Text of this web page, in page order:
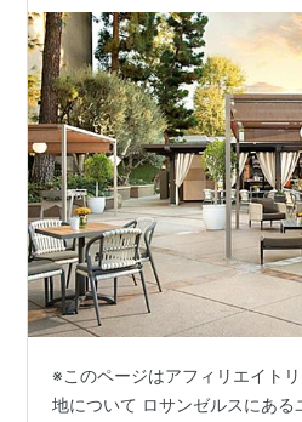
※このページはアフィリエイト
地について ロサンゼルスにある